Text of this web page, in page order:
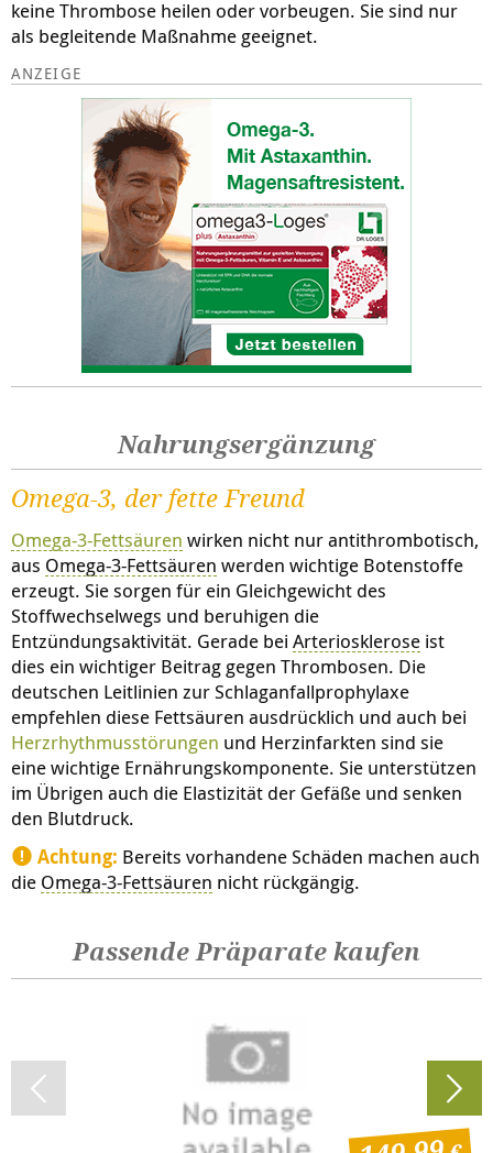
keine Thrombose heilen oder vorbeugen. Sie sind nur
als begleitende Maßnahme geeignet.
Nahrungsergänzung
Omega-3, der fette Freund
Omega-3-Fettsäuren wirken nicht nur antithrombotisch,
aus Omega-3-Fettsäuren werden wichtige Botenstoffe
erzeugt. Sie sorgen für ein Gleichgewicht des
Stoffwechselwegs und beruhigen die
Entzündungsaktivität. Gerade bei Arteriosklerose ist
dies ein wichtiger Beitrag gegen Thrombosen. Die
deutschen Leitlinien zur Schlaganfallprophylaxe
empfehlen diese Fettsäuren ausdrücklich und auch bei
Herzrhythmusstörungen und Herzinfarkten sind sie
eine wichtige Ernährungskomponente. Sie unterstützen
im Übrigen auch die Elastizität der Gefäße und senken
den Blutdruck.
Achtung: Bereits vorhandene Schäden machen auch
die Omega-3-Fettsäuren nicht rückgängig.
Passende Präparate kaufen